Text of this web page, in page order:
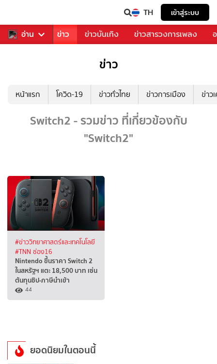
TH เข้าสู่ระบบ
อ่าน
คุณ กีฬา ข่าว ข่าวบันเทิง ข่าวสารวงการเพลง
ข่าว
หน้าแรก โควิด-19 ข่าวทั่วไทย ข่าวการเมือง ข่าว
Switch2 - รวมข่าว ที่เกี่ยวข้องกับ
"Switch2"
#ข่าววิทยาศาสตร์และเทคโนโลยี
#TNN ช่อง16
Nintendo ขึ้นราคา Switch 2
ในสหรัฐฯ แตะ 18,500 บาท เซ่น
ต้นทุนชิป-ภาษีนำเข้า
44
ยอดนิยมในตอนนี้